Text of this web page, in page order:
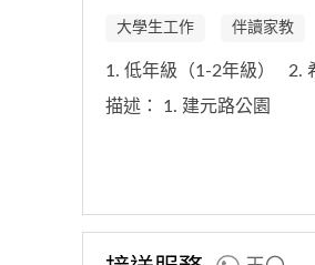
大學生工作 伴讀家教
1. 低年級（1-2年級） 2.
描述： 1. 建元路公園